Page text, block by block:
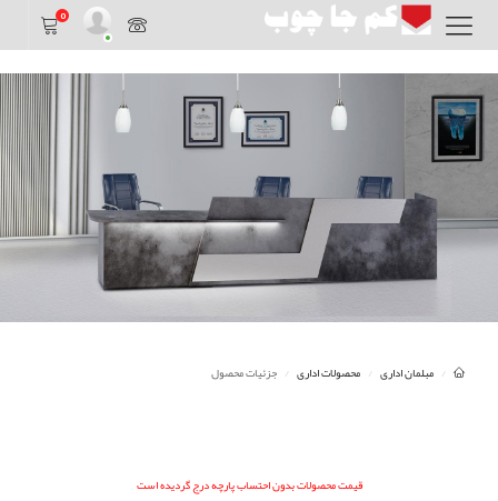
0
مبلمان اداری محصولات اداری جزئیات محصول
قیمت محصولات بدون احتساب پارچه درج گردیده است